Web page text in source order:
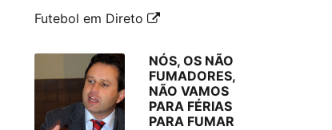
Futebol em Direto
NÓS, OS NÃO
FUMADORES,
NÃO VAMOS
PARA FÉRIAS
PARA FUMAR